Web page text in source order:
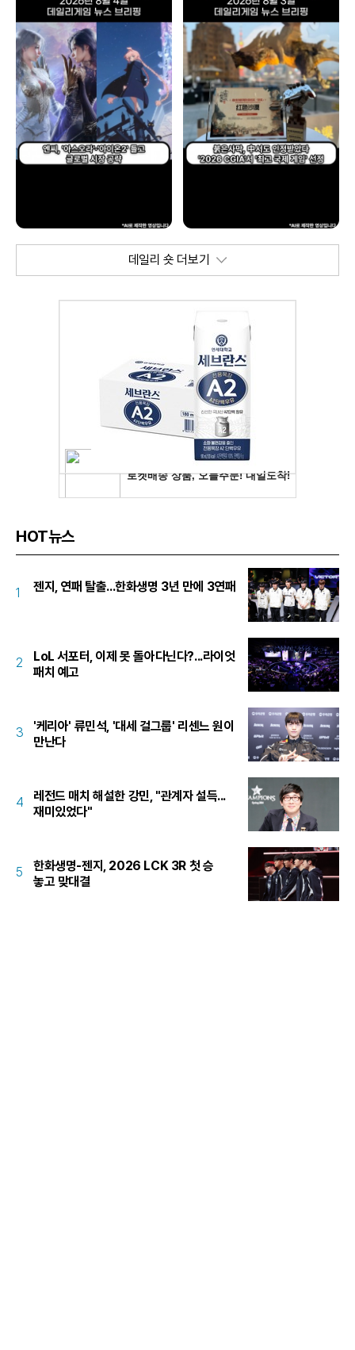
데일리 숏 더보기
HOT뉴스
1 젠지, 연패 탈출...한화생명 3년 만에 3연패
2
LoL 서포터, 이제 못 돌아다닌다?...라이엇
패치 예고
3
'케리아' 류민석, '대세 걸그룹' 리센느 원이
만난다
4
레전드 매치 해설한 강민, "관계자 설득...
재미있었다"
5
한화생명-젠지, 2026 LCK 3R 첫 승
놓고 맞대결